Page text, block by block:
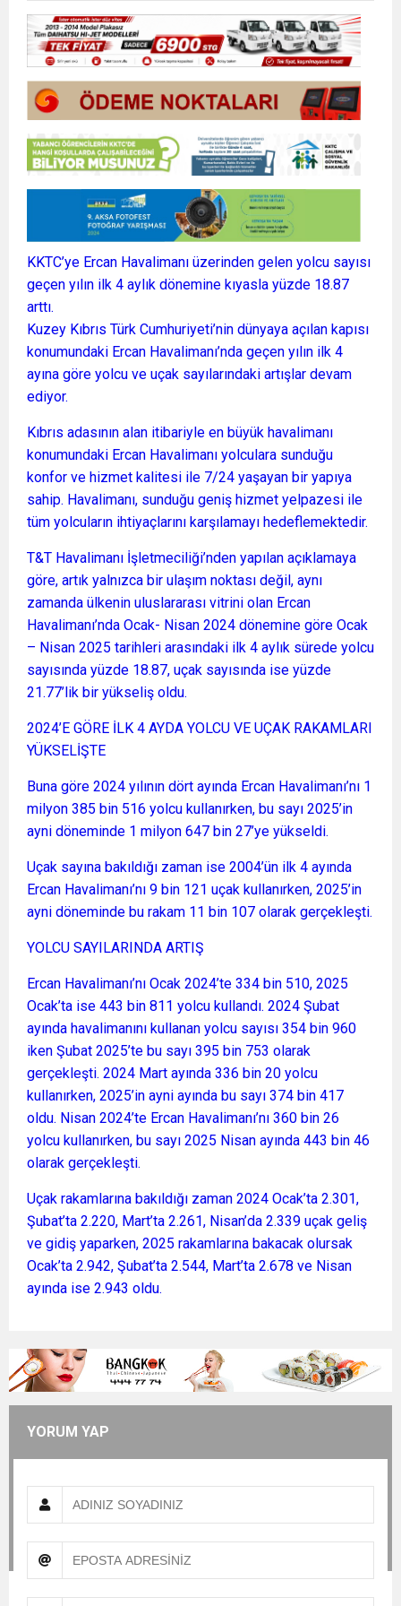
KKTC’ye Ercan Havalimanı üzerinden gelen yolcu sayısı
geçen yılın ilk 4 aylık dönemine kıyasla yüzde 18.87
arttı.
Kuzey Kıbrıs Türk Cumhuriyeti’nin dünyaya açılan kapısı
konumundaki Ercan Havalimanı’nda geçen yılın ilk 4
ayına göre yolcu ve uçak sayılarındaki artışlar devam
ediyor.
Kıbrıs adasının alan itibariyle en büyük havalimanı
konumundaki Ercan Havalimanı yolculara sunduğu
konfor ve hizmet kalitesi ile 7/24 yaşayan bir yapıya
sahip. Havalimanı, sunduğu geniş hizmet yelpazesi ile
tüm yolcuların ihtiyaçlarını karşılamayı hedeflemektedir.
T&T Havalimanı İşletmeciliği’nden yapılan açıklamaya
göre, artık yalnızca bir ulaşım noktası değil, aynı
zamanda ülkenin uluslararası vitrini olan Ercan
Havalimanı’nda Ocak- Nisan 2024 dönemine göre Ocak
– Nisan 2025 tarihleri arasındaki ilk 4 aylık sürede yolcu
sayısında yüzde 18.87, uçak sayısında ise yüzde
21.77’lik bir yükseliş oldu.
2024’E GÖRE İLK 4 AYDA YOLCU VE UÇAK RAKAMLARI
YÜKSELİŞTE
Buna göre 2024 yılının dört ayında Ercan Havalimanı’nı 1
milyon 385 bin 516 yolcu kullanırken, bu sayı 2025’in
ayni döneminde 1 milyon 647 bin 27’ye yükseldi.
Uçak sayına bakıldığı zaman ise 2004’ün ilk 4 ayında
Ercan Havalimanı’nı 9 bin 121 uçak kullanırken, 2025’in
ayni döneminde bu rakam 11 bin 107 olarak gerçekleşti.
YOLCU SAYILARINDA ARTIŞ
Ercan Havalimanı’nı Ocak 2024’te 334 bin 510, 2025
Ocak’ta ise 443 bin 811 yolcu kullandı. 2024 Şubat
ayında havalimanını kullanan yolcu sayısı 354 bin 960
iken Şubat 2025’te bu sayı 395 bin 753 olarak
gerçekleşti. 2024 Mart ayında 336 bin 20 yolcu
kullanırken, 2025’in ayni ayında bu sayı 374 bin 417
oldu. Nisan 2024’te Ercan Havalimanı’nı 360 bin 26
yolcu kullanırken, bu sayı 2025 Nisan ayında 443 bin 46
olarak gerçekleşti.
Uçak rakamlarına bakıldığı zaman 2024 Ocak’ta 2.301,
Şubat’ta 2.220, Mart’ta 2.261, Nisan’da 2.339 uçak geliş
ve gidiş yaparken, 2025 rakamlarına bakacak olursak
Ocak’ta 2.942, Şubat’ta 2.544, Mart’ta 2.678 ve Nisan
ayında ise 2.943 oldu.
YORUM YAP